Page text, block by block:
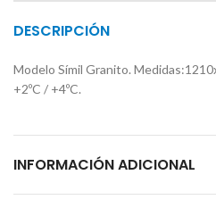
DESCRIPCIÓN
Modelo Símil Granito.
+2ºC / +4ºC.
INFORMACIÓN ADICIONAL